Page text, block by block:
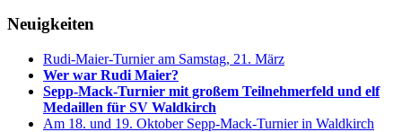
Neuigkeiten
Rudi-Maier-Turnier am Samstag, 21. März
Wer war Rudi Maier?
Sepp-Mack-Turnier mit großem Teilnehmerfeld und elf
Medaillen für SV Waldkirch
Am 18. und 19. Oktober Sepp-Mack-Turnier in Waldkirch